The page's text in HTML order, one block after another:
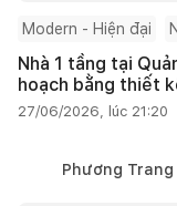
Modern - Hiện đại
Nhà 1 tầng tại
hoạch bằng thiết
27/06/2026, lúc 21:20
Phương Trang